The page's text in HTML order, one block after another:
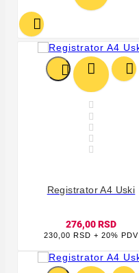

  





Registrator A4 Uski
276,00 RSD
230,00 RSD + 20% PDV